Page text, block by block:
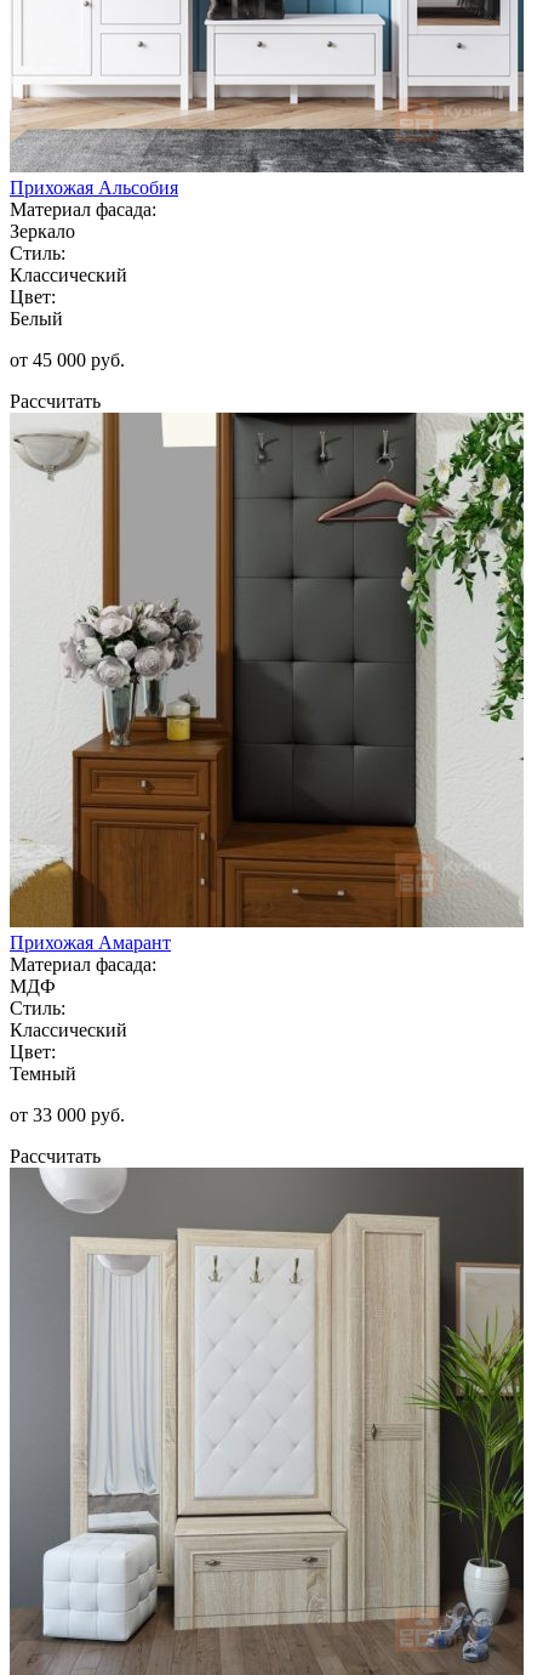
Прихожая Альсобия
Материал фасада:
Зеркало
Стиль:
Классический
Цвет:
Белый
от 45 000 руб.
Рассчитать
Прихожая Амарант
Материал фасада:
МДФ
Стиль:
Классический
Цвет:
Темный
от 33 000 руб.
Рассчитать